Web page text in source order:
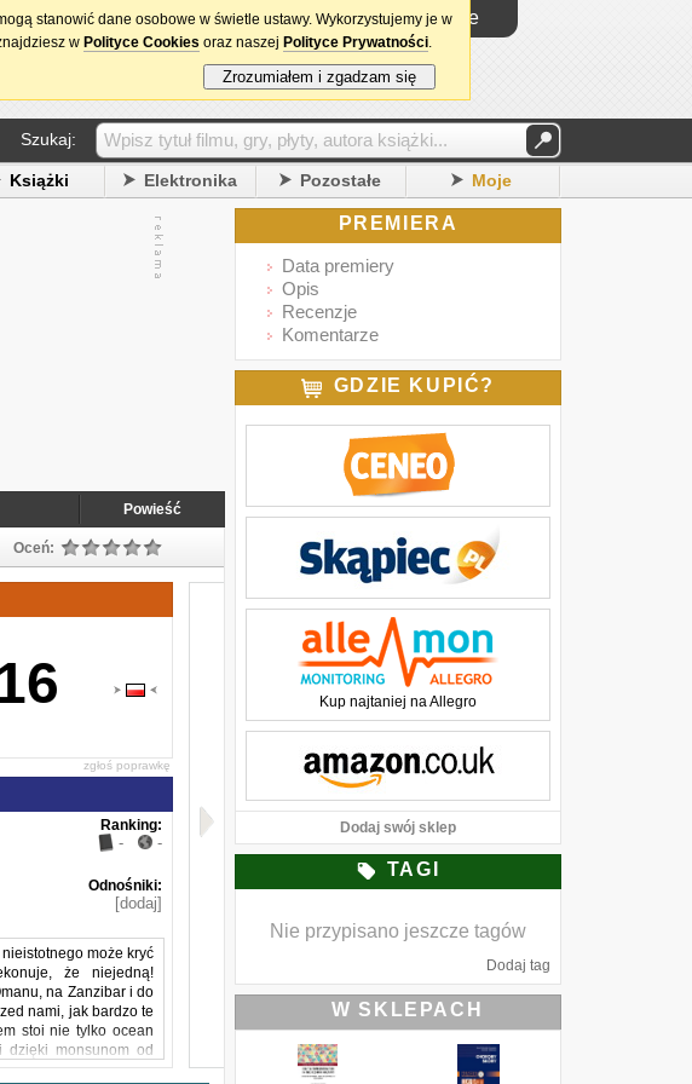
DataPremiery.pl Logowanie
Szukaj:
Książki Elektronika Pozostałe Moje
Powieść
Oceń:
zgłoś poprawkę
Ranking:
- -
Odnośniki:
[dodaj]
może kryć
że niejedną!
na Zanzibar i do
nami, jak bardzo te
stoi nie tylko ocean
dzięki monsunom od
patrzymy na mapę
PREMIERA
Data premiery
Opis
Recenzje
Komentarze
GDZIE KUPIĆ?
Kup najtaniej na Allegro
Dodaj swój sklep
TAGI
Nie przypisano jeszcze tagów
Dodaj tag
W SKLEPACH
stanowić dane osobowe w świetle ustawy. Wykorzystujemy je w
w Polityce Cookies oraz naszej Polityce Prywatności.
Zrozumiałem i zgadzam się